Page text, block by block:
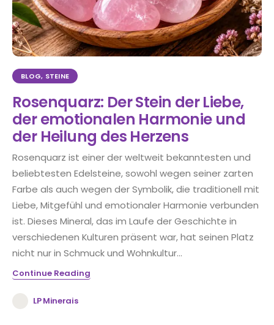
BLOG, STEINE
Rosenquarz: Der Stein der Liebe,
der emotionalen Harmonie und
der Heilung des Herzens
Rosenquarz ist einer der weltweit bekanntesten und
beliebtesten Edelsteine, sowohl wegen seiner zarten
Farbe als auch wegen der Symbolik, die traditionell mit
Liebe, Mitgefühl und emotionaler Harmonie verbunden
ist. Dieses Mineral, das im Laufe der Geschichte in
verschiedenen Kulturen präsent war, hat seinen Platz
nicht nur in Schmuck und Wohnkultur...
Continue Reading
LP Minerais